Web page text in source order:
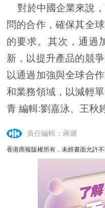
對於中國企業來說
問的合作，確保其全
的要求。其次，通過
新，以提升產品的競
以通過加強與全球合
和業務領域，以減輕
青 編輯:劉嘉泳、王秋
責任編輯：蔣璐
香港商報版權所有，未經書面允許不